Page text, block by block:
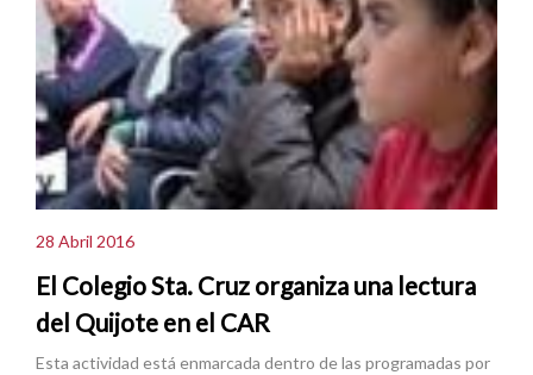
28 Abril 2016
El Colegio Sta. Cruz organiza una lectura
del Quijote en el CAR
Esta actividad está enmarcada dentro de las programadas por